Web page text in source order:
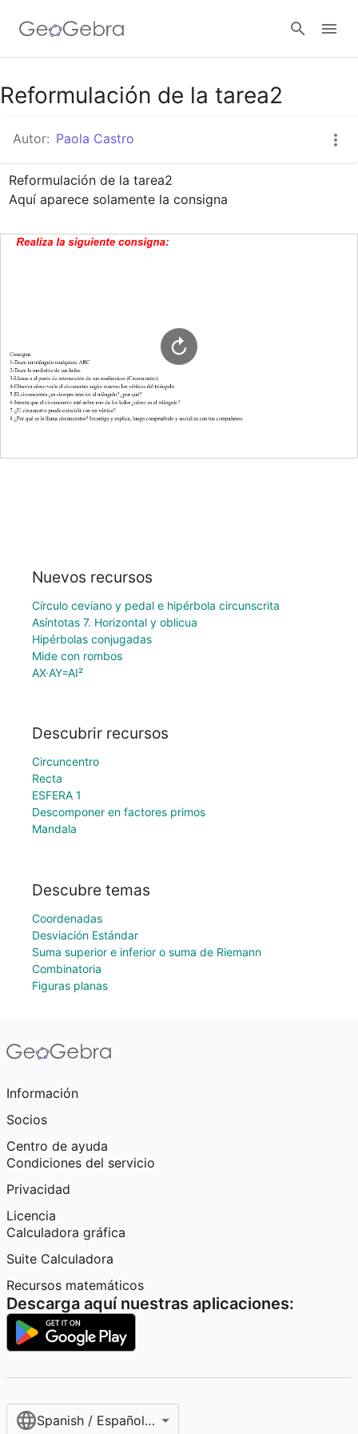
Google Classroom
GeoGebra Classroom
Abrir sesión
Reformulación de la tarea2
Autor: Paola Castro
Reformulación de la tarea2
Aquí aparece solamente la consigna
Nuevos recursos
Círculo ceviano y pedal e hipérbola circunscrita
Asíntotas 7. Horizontal y oblicua
Hipérbolas conjugadas
Mide con rombos
AX·AY=AI²
Descubrir recursos
Circuncentro
Recta
ESFERA 1
Descomponer en factores primos
Mandala
Descubre temas
Coordenadas
Desviación Estándar
Suma superior e inferior o suma de Riemann
Combinatoria
Figuras planas
Información
Socios
Centro de ayuda
Condiciones del servicio
Privacidad
Licencia
Calculadora gráfica
Suite Calculadora
Recursos matemáticos
Descarga aquí nuestras aplicaciones:
Spanish / Español (internacional)